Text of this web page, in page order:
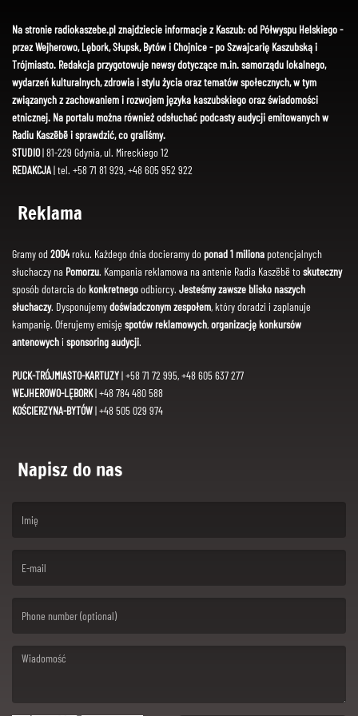
Na stronie radiokaszebe.pl znajdziecie informacje z Kaszub: od Półwyspu Helskiego -
przez Wejherowo, Lębork, Słupsk, Bytów i Chojnice - po Szwajcarię Kaszubską i
Trójmiasto. Redakcja przygotowuje newsy dotyczące m.in. samorządu lokalnego,
wydarzeń kulturalnych, zdrowia i stylu życia oraz tematów społecznych, w tym
związanych z zachowaniem i rozwojem języka kaszubskiego oraz świadomości
etnicznej. Na portalu można również odsłuchać podcasty audycji emitowanych w
Radiu Kaszëbë i sprawdzić, co graliśmy.
STUDIO| 81-229 Gdynia, ul. Mireckiego 12
REDAKCJA| tel. +58 71 81 929, +48 605 952 922
Reklama
Gramy od 2004roku. Każdego dnia docieramy do ponad 1 miliona potencjalnych
słuchaczy na Pomorzu. Kampania reklamowa na antenie Radia Kaszëbë toskuteczny
sposób dotarcia dokonkretnegoodbiorcy. Jesteśmy zawsze blisko naszych
słuchaczy. Dysponujemydoświadczonym zespołem, który doradzi i zaplanuje
kampanię. Oferujemy emisję spotów reklamowych,organizację konkursów
antenowychi sponsoring audycji.
PUCK-TRÓJMIASTO-KARTUZY| +58 71 72 995, +48 605 637 277
WEJHEROWO-LĘBORK| +48 784 480 588
KOŚCIERZYNA-BYTÓW| +48 505 029 974
Napisz do nas